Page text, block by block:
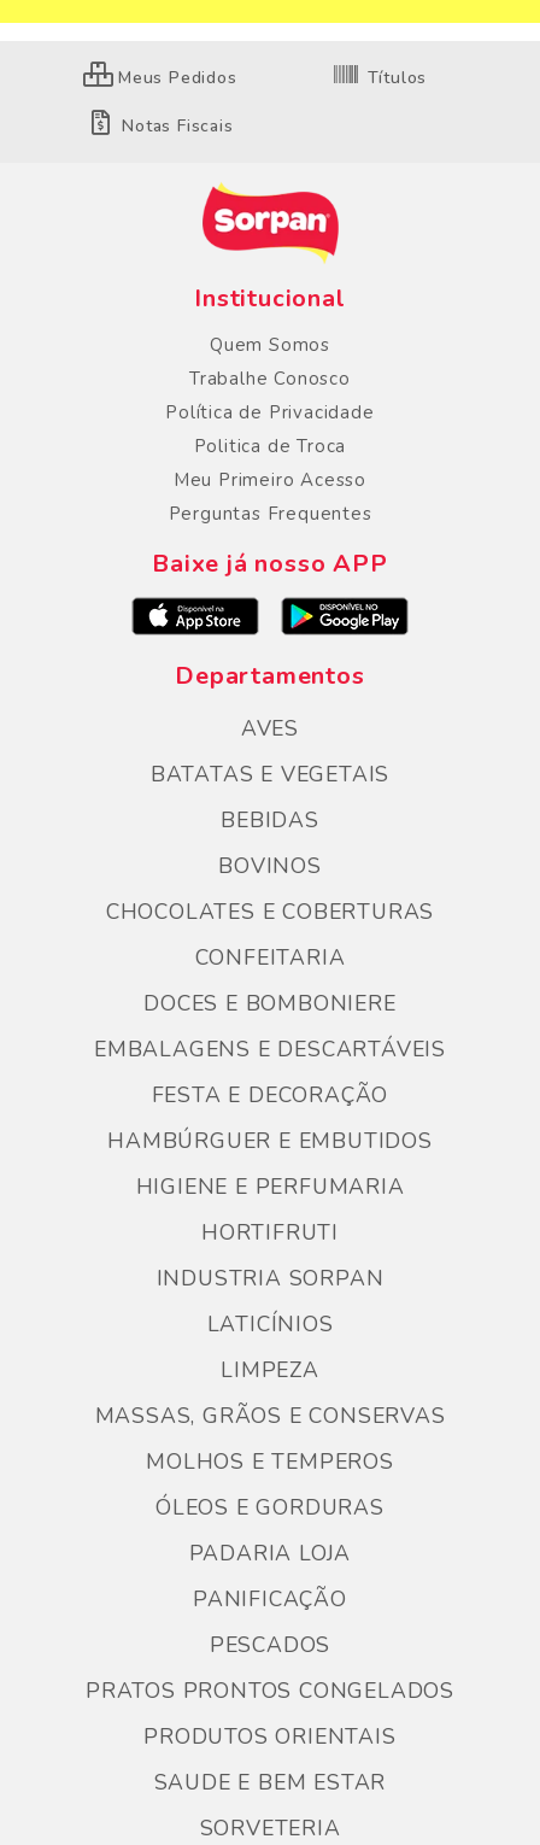
Meus Pedidos Títulos
Notas Fiscais
Institucional
Quem Somos
Trabalhe Conosco
Política de Privacidade
Politica de Troca
Meu Primeiro Acesso
Perguntas Frequentes
Baixe já nosso APP
Departamentos
AVES
BATATAS E VEGETAIS
BEBIDAS
BOVINOS
CHOCOLATES E COBERTURAS
CONFEITARIA
DOCES E BOMBONIERE
EMBALAGENS E DESCARTÁVEIS
FESTA E DECORAÇÃO
HAMBÚRGUER E EMBUTIDOS
HIGIENE E PERFUMARIA
HORTIFRUTI
INDUSTRIA SORPAN
LATICÍNIOS
LIMPEZA
MASSAS, GRÃOS E CONSERVAS
MOLHOS E TEMPEROS
ÓLEOS E GORDURAS
PADARIA LOJA
PANIFICAÇÃO
PESCADOS
PRATOS PRONTOS CONGELADOS
PRODUTOS ORIENTAIS
SAUDE E BEM ESTAR
SORVETERIA